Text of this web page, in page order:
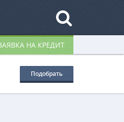
НА КРЕДИТ
Подобрать